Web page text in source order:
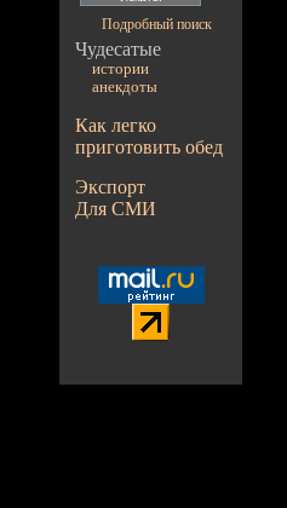
Подробный поиск
Чудесатые
истории
анекдоты
Как легко
приготовить обед
Экспорт
Для СМИ